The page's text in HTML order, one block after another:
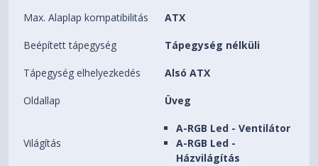
Max. Alaplap kompatibilitás ATX
Beépített tápegység Tápegység nélküli
Tápegység elhelyezkedés Alsó ATX
Oldallap Üveg
Világítás
A-RGB Led - Ventilátor
A-RGB Led -
Házvilágítás